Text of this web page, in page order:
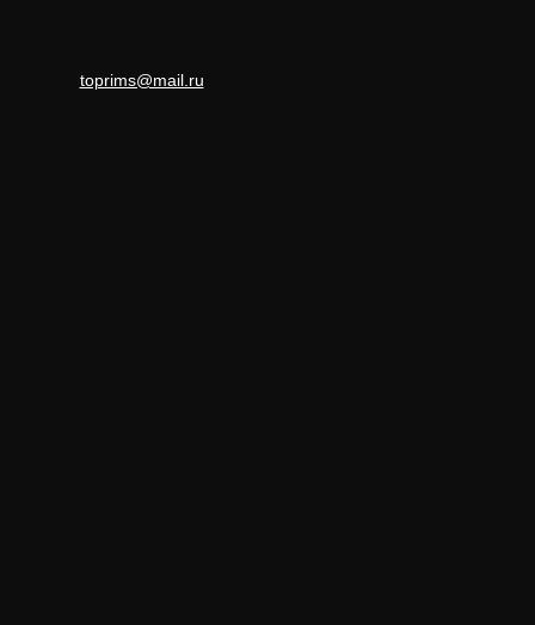
toprims@mail.ru